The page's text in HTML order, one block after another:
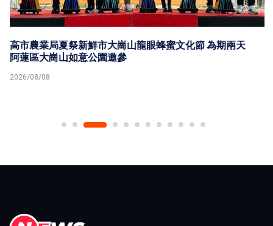
高市農業局夏祭新鮮市大崗山龍眼蜂蜜文化節 為期兩天
阿蓮區大崗山如意公園邀參
2026/08/08